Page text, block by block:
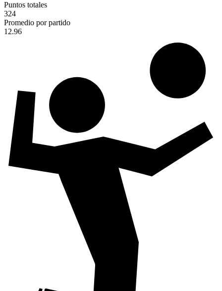
Puntos totales
324
Promedio por partido
12.96